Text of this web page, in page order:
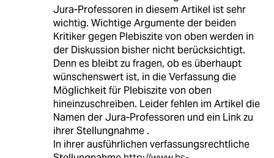
Jura-Professoren in diesem Artikel ist sehr
wichtig. Wichtige Argumente der beiden
Kritiker gegen Plebiszite von oben werden in
der Diskussion bisher nicht berücksichtigt.
Denn es bleibt zu fragen, ob es überhaupt
wünschenswert ist, in die Verfassung die
Möglichkeit für Plebiszite von oben
hineinzuschreiben. Leider fehlen im Artikel die
Namen der Jura-Professoren und ein Link zu
ihrer Stellungnahme .
In ihrer ausführlichen verfassungsrechtliche